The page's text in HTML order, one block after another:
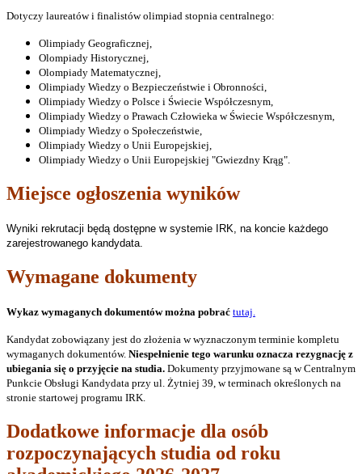
Dotyczy laureatów i finalistów olimpiad stopnia centralnego:
Olimpiady Geograficznej,
Olompiady Historycznej,
Olompiady Matematycznej,
Olimpiady Wiedzy o Bezpieczeństwie i Obronności,
Olimpiady Wiedzy o Polsce i Świecie Współczesnym,
Olimpiady Wiedzy o Prawach Człowieka w Świecie Współczesnym,
Olimpiady Wiedzy o Społeczeństwie,
Olimpiady Wiedzy o Unii Europejskiej,
Olimpiady Wiedzy o Unii Europejskiej "Gwiezdny Krąg".
Miejsce ogłoszenia wyników
Wyniki rekrutacji będą dostępne w systemie IRK, na koncie każdego
zarejestrowanego kandydata.
Wymagane dokumenty
Wykaz wymaganych dokumentów można pobrać tutaj.
Kandydat zobowiązany jest do złożenia w wyznaczonym terminie kompletu
wymaganych dokumentów. Niespełnienie tego warunku oznacza rezygnację z
ubiegania się o przyjęcie na studia. Dokumenty przyjmowane są w Centralnym
Punkcie Obsługi Kandydata przy ul. Żytniej 39, w terminach określonych na
stronie startowej programu IRK.
Dodatkowe informacje dla osób
rozpoczynających studia od roku